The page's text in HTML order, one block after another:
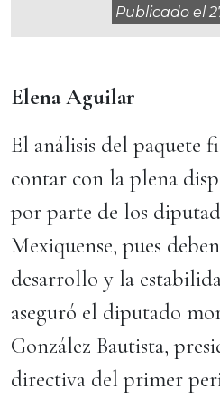
Publicado el
Elena Aguilar
El análisis del paquete
contar con la plena
por parte de los
Mexiquense, pues
desarrollo y la
aseguró el diputado
González Bautista,
directiva del primer